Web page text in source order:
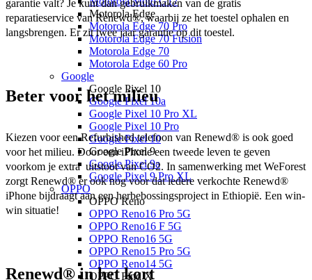
Motorola Edge
Motorola Edge 70 Pro
Motorola Edge 70 Fusion
Motorola Edge 70
Motorola Edge 60 Pro
Google
Google Pixel 10
Google Pixel 10a
Google Pixel 10 Pro XL
Google Pixel 10 Pro
Google Pixel 10
Google Pixel 9
Google Pixel 9a
Google Pixel 9 Pro XL
OPPO
OPPO Reno
OPPO Reno16 Pro 5G
OPPO Reno16 F 5G
OPPO Reno16 5G
OPPO Reno15 Pro 5G
OPPO Reno14 5G
OPPO Find X
garantie valt? Je kunt dan gebruikmaken van de gratis
reparatieservice van Renewd®, waarbij ze het toestel ophalen en
langsbrengen. Er zit twee jaar garantie op dit toestel.
Beter voor het milieu
Kiezen voor een Refurbished telefoon van Renewd® is ook goed
voor het milieu. Door een iPhone een tweede leven te geven
voorkom je extra  uitstoot van CO2. In samenwerking met WeForest
zorgt Renewd® er ook nog voor dat iedere verkochte Renewd®
iPhone bijdraagt aan een herbebossingsproject in Ethiopië. Een win-
win situatie!
Renewd® in het kort